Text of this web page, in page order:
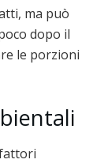
ma può
dopo il
le porzioni